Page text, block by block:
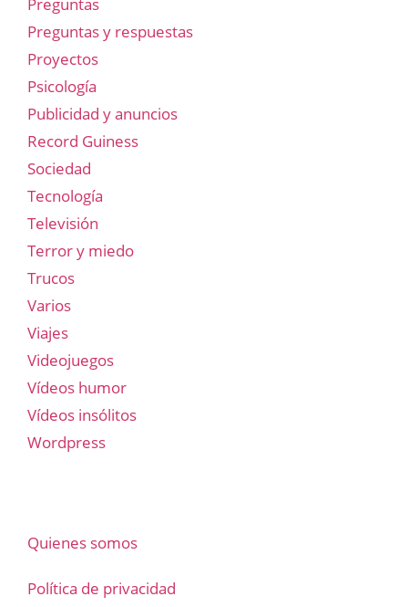
Preguntas y respuestas
Proyectos
Psicología
Publicidad y anuncios
Record Guiness
Sociedad
Tecnología
Televisión
Terror y miedo
Trucos
Varios
Viajes
Videojuegos
Vídeos humor
Vídeos insólitos
Wordpress
Quienes somos
Política de privacidad